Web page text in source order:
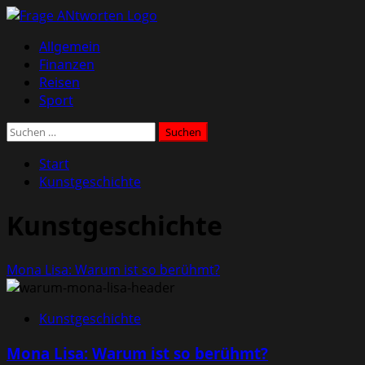
Zum
springen
Primäres
Menü
Allgemein
Finanzen
Reisen
Sport
Suchen
Start
Kunstgeschichte
Kunstgeschichte
Mona Lisa: Warum ist so berühmt?
Kunstgeschichte
Mona Lisa: Warum ist so berühmt?